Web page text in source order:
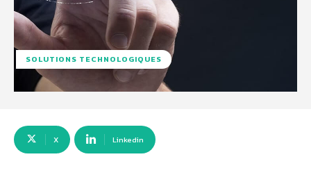
SOLUTIONS TECHNOLOGIQUES
X Linkedin